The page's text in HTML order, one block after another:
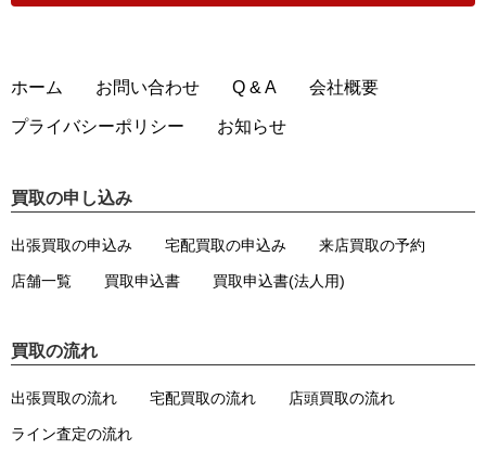
ホーム お問い合わせ Q & A 会社概要
プライバシーポリシー お知らせ
買取の申し込み
出張買取の申込み 宅配買取の申込み 来店買取の予約
店舗一覧 買取申込書 買取申込書(法人用)
買取の流れ
出張買取の流れ 宅配買取の流れ 店頭買取の流れ
ライン査定の流れ